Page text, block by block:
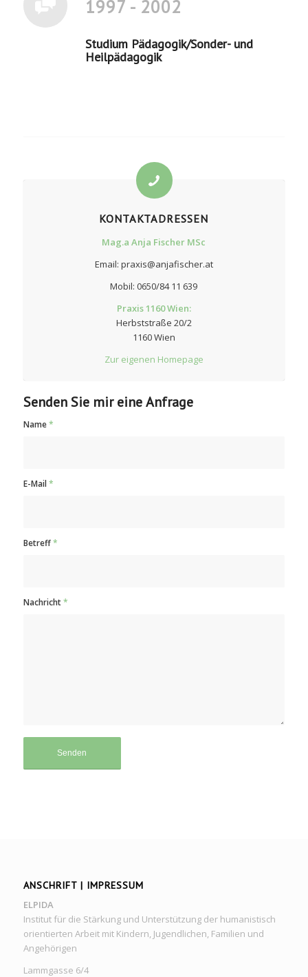
1997 - 2002
Studium Pädagogik/Sonder- und
Heilpädagogik
KONTAKTADRESSEN
Mag.a Anja Fischer MSc
Email: praxis@anjafischer.at
Mobil: 0650/84 11 639
Praxis 1160 Wien:
Herbststraße 20/2
1160 Wien
Zur eigenen Homepage
Senden Sie mir eine Anfrage
Name*
E-Mail *
Betreff*
Nachricht*
ANSCHRIFT | IMPRESSUM
ELPIDA
Institut für die Stärkung und Unterstützung der humanistisch
orientierten Arbeit mit Kindern, Jugendlichen, Familien und
Angehörigen
Lammgasse 6/4